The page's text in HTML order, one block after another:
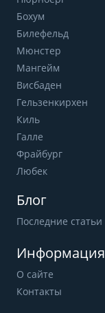
Бохум
Билефельд
Мюнстер
Мангейм
Висбаден
Гельзенкирхен
Киль
Галле
Фрайбург
Любек
Блог
Последние статьи
Информация
О сайте
Контакты